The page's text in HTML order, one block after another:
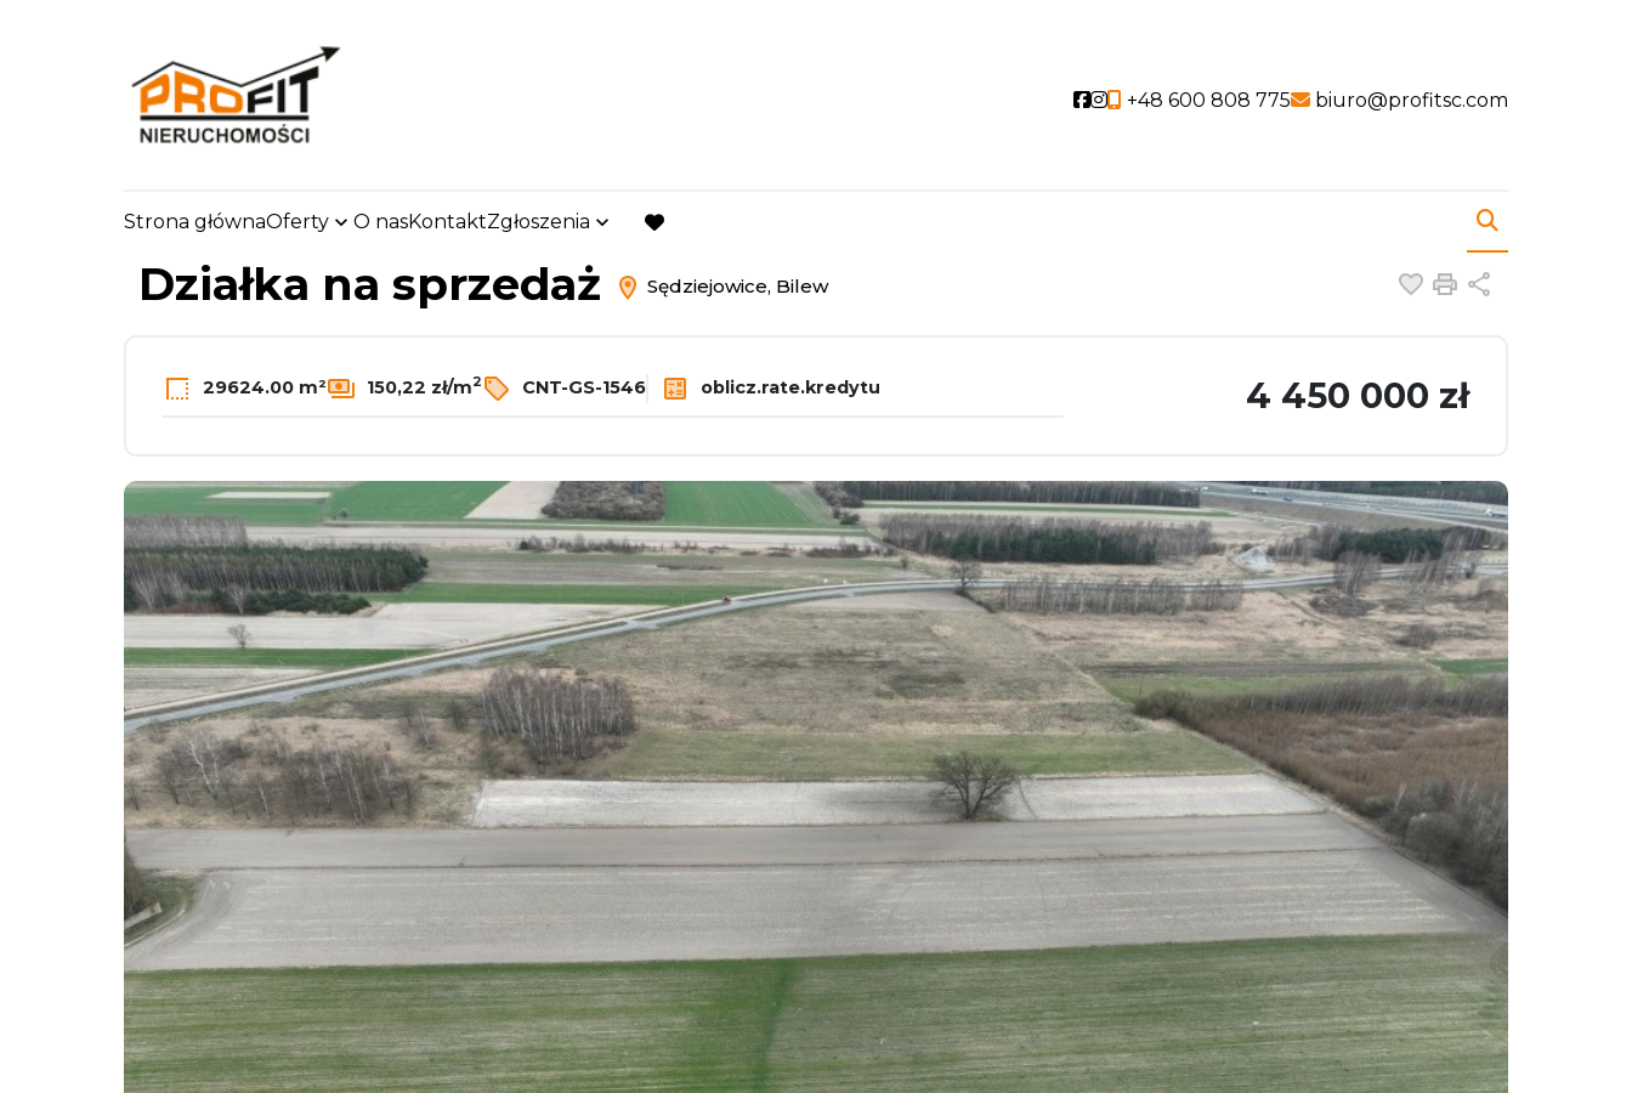
Social link
Social link
+48 600 808 775 biuro@profitsc.com
Strona głównaOferty O nasKontaktZgłoszenia
favorite
strona.glowna Oferty Działki Sprzedaż Sędziejowice Bilew
Działka na sprzedaż Sędziejowice, Bilew Dodaj do
Drukuj
29624.00 m² 150,22 zł/m2 CNT-GS-1546 oblicz.rate.kredytu 4 450 000 zł